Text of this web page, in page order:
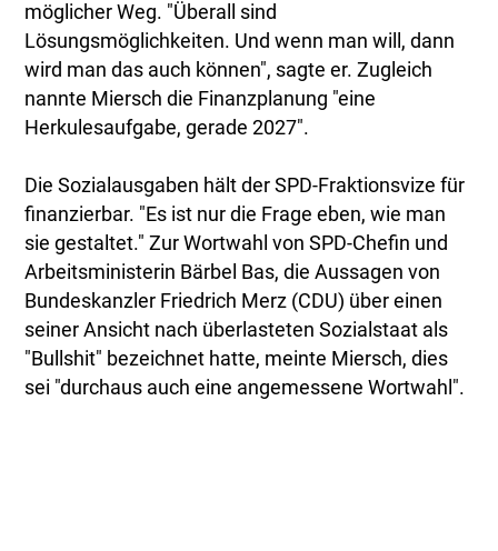
möglicher Weg. "Überall sind
Lösungsmöglichkeiten. Und wenn man will, dann
wird man das auch können", sagte er. Zugleich
nannte Miersch die Finanzplanung "eine
Herkulesaufgabe, gerade 2027".
Die Sozialausgaben hält der SPD-Fraktionsvize für
finanzierbar. "Es ist nur die Frage eben, wie man
sie gestaltet." Zur Wortwahl von SPD-Chefin und
Arbeitsministerin Bärbel Bas, die Aussagen von
Bundeskanzler Friedrich Merz (CDU) über einen
seiner Ansicht nach überlasteten Sozialstaat als
"Bullshit" bezeichnet hatte, meinte Miersch, dies
sei "durchaus auch eine angemessene Wortwahl".